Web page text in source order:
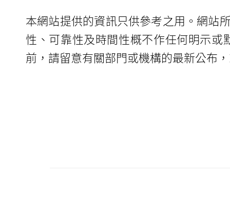
本網站提供的資訊只供參考之用。網站
性、可靠性及時間性概不作任何明示
前，請留意有關部門或機構的最新公布